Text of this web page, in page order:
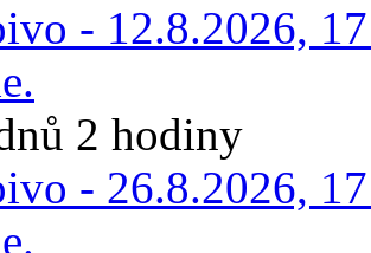
- 12.8.2026,
2 hodiny
- 26.8.2026,